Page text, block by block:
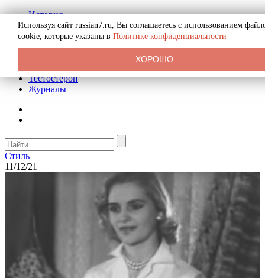
История
Биография
Криминал
Реклама на сайте
Тестостерон
Журналы
Стиль
11/12/21
Используя сайт russian7.ru, Вы соглашаетесь с использованием
cookie, которые указаны в Политике конфиденциальности
ХОРОШО